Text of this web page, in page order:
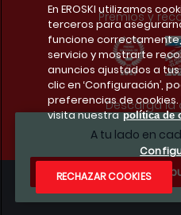
A tu lado en
¿Te
Premios y
Descarga la
Condiciones legales
En EROSKI utilizamos
terceros para
funcione
servicio y mostrarte
anuncios ajustados a
clic en ‘Configuración’,
preferencias de cookies.
visita nuestra política de
RECHAZAR COOKIES